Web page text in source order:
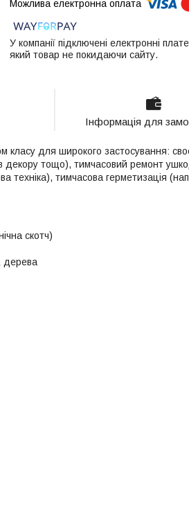
У компанії підключені електронні
який товар не покидаючи сайту.
Інформація для
класу для широкого застосування:
декору тощо), тимчасовий ремонт
техніка), тимчасова герметизація
скотч)
дерева